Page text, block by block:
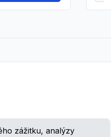
zážitku, analýzy
akcích.
Email